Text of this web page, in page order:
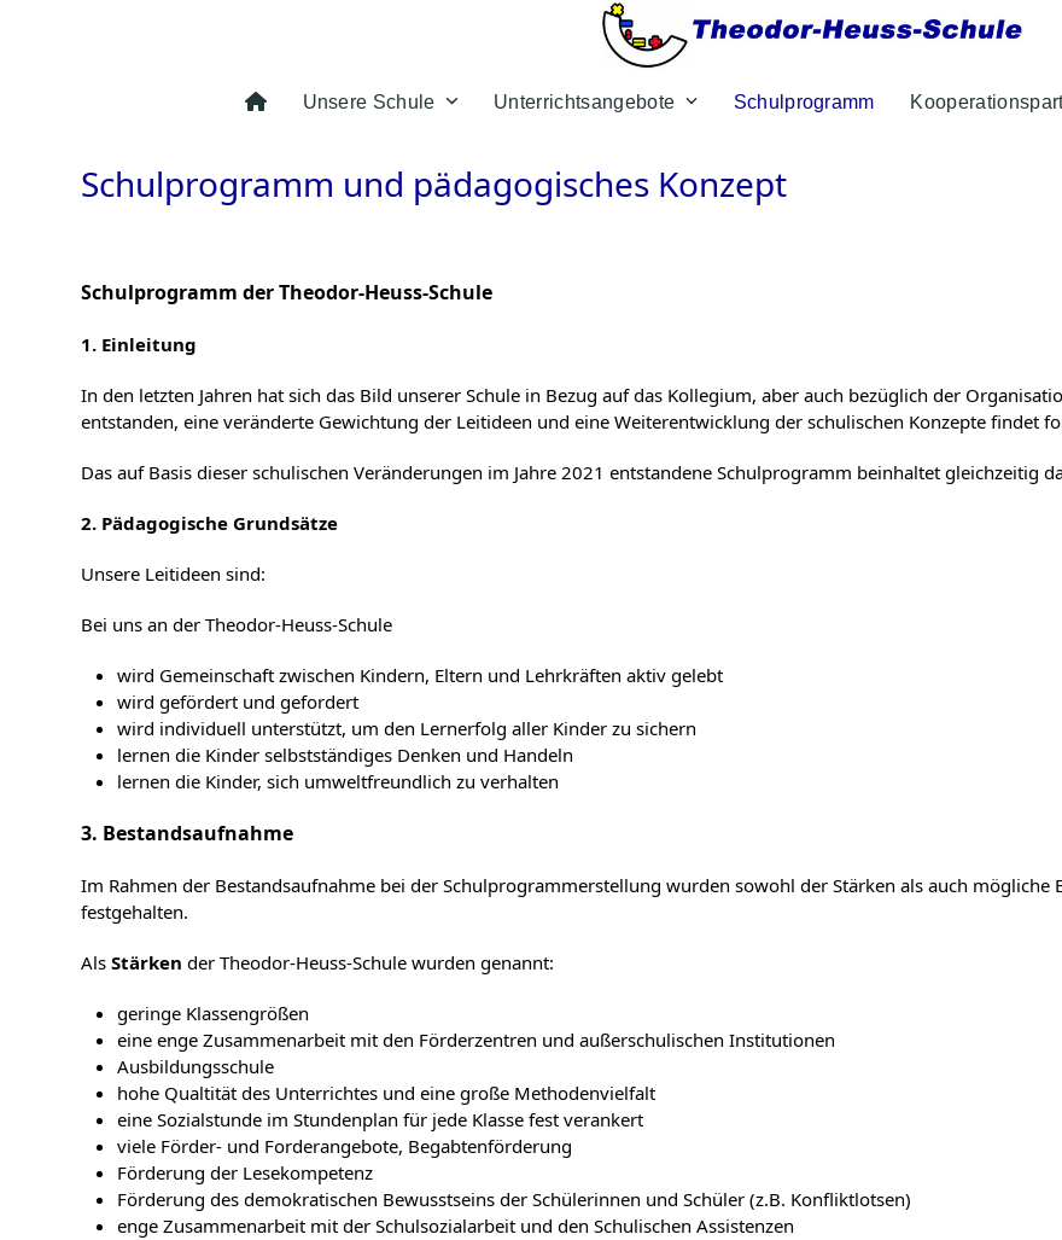
Unsere Schule Unterrichtsangebote Schulprogramm
Schulprogramm und pädagogisches Konzept
Schulprogramm der Theodor-Heuss-Schule
1. Einleitung
In den letzten Jahren hat sich das Bild unserer Schule in Bezug auf das Kollegium, aber auch bezüglich der
entstanden, eine veränderte Gewichtung der Leitideen und eine Weiterentwicklung der schulischen Konzepte findet
Das auf Basis dieser schulischen Veränderungen im Jahre 2021 entstandene Schulprogramm beinhaltet gleichzeitig
2. Pädagogische Grundsätze
Unsere Leitideen sind:
Bei uns an der Theodor-Heuss-Schule
wird Gemeinschaft zwischen Kindern, Eltern und Lehrkräften aktiv gelebt
wird gefördert und gefordert
wird individuell unterstützt, um den Lernerfolg aller Kinder zu sichern
lernen die Kinder selbstständiges Denken und Handeln
lernen die Kinder, sich umweltfreundlich zu verhalten
3. Bestandsaufnahme
Im Rahmen der Bestandsaufnahme bei der Schulprogrammerstellung wurden sowohl der Stärken als auch mögliche
festgehalten.
AlsStärken der Theodor-Heuss-Schule wurden genannt:
geringe Klassengrößen
eine enge Zusammenarbeit mit den Förderzentren und außerschulischen Institutionen
Ausbildungsschule
hohe Qualtität des Unterrichtes und eine große Methodenvielfalt
eine Sozialstunde im Stundenplan für jede Klasse fest verankert
viele Förder- und Forderangebote, Begabtenförderung
Förderung der Lesekompetenz
Förderung des demokratischen Bewusstseins der Schülerinnen und Schüler (z.B. Konfliktlotsen)
enge Zusammenarbeit mit der Schulsozialarbeit und den Schulischen Assistenzen